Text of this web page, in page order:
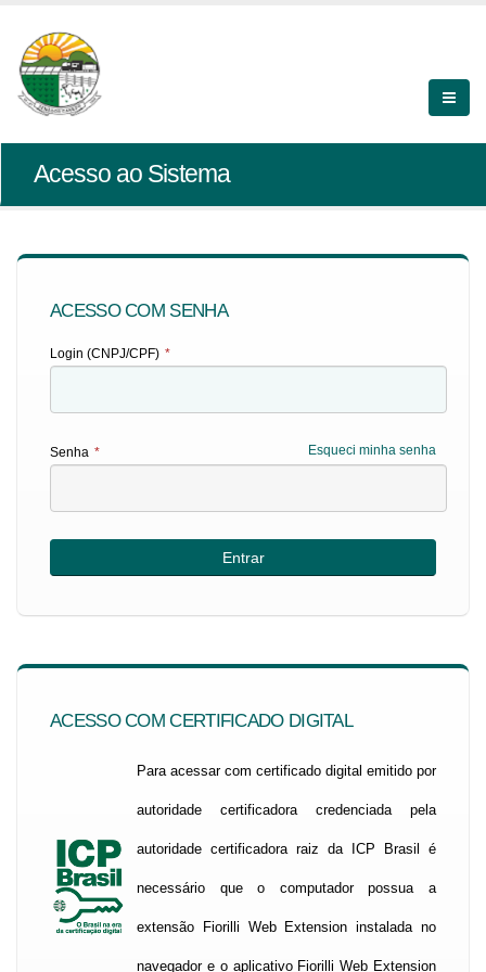
Acesso ao Sistema
ACESSO COM SENHA
Login (CNPJ/CPF) *
Esqueci minha senha
Senha *
ACESSO COM CERTIFICADO DIGITAL
Para acessar com certificado digital emitido por
autoridade certificadora credenciada pela
autoridade certificadora raiz da ICP Brasil é
necessário que o computador possua a
extensão Fiorilli Web Extension instalada no
navegador e o aplicativo Fiorilli Web Extension